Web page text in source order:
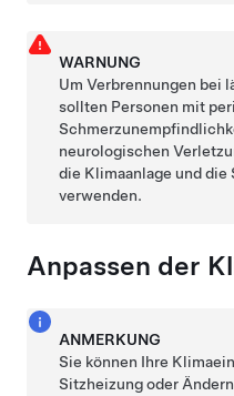
WARNUNG
Um Verbrennungen bei
sollten Personen mit
neurologischen
die Klimaanlage und
verwenden.
Anpassen der
ANMERKUNG
Sie können Ihre
Sitzheizung oder